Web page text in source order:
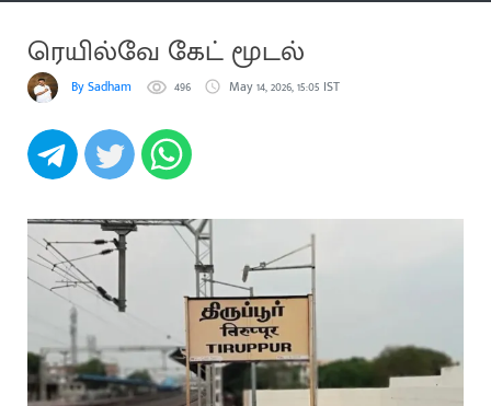
ரெயில்வே கேட் மூடல்
By Sadham 496 May 14, 2026, 15:05 IST